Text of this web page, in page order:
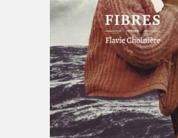
Espace enseignant·e·s